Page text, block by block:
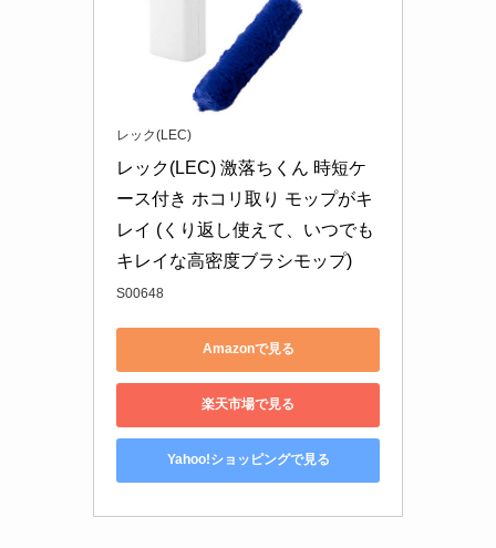
レック(LEC)
レック(LEC) 激落ちくん 時短ケ
ース付き ホコリ取り モップがキ
レイ (くり返し使えて、いつでも
キレイな高密度ブラシモップ)
S00648
Amazonで見る
楽天市場で見る
Yahoo!ショッピングで見る